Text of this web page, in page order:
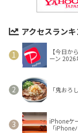
アクセスラン
【今日
ーン
「鬼お
iPhoneケ
「iPhone